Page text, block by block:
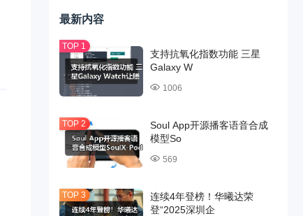
最新内容
支持抗氧化指数功能 三星
Galaxy W
1006
Soul App开源播客语音合成
模型So
569
连续4年登榜！华曦达荣
登“2025深圳企